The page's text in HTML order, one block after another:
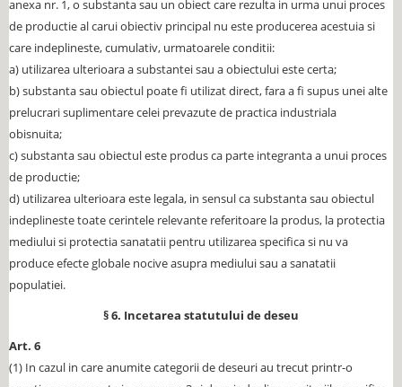
anexa nr. 1, o substanta sau un obiect care rezulta in urma unui proces
de productie al carui obiectiv principal nu este producerea acestuia si
care indeplineste, cumulativ, urmatoarele conditii:
a) utilizarea ulterioara a substantei sau a obiectului este certa;
b) substanta sau obiectul poate fi utilizat direct, fara a fi supus unei alte
prelucrari suplimentare celei prevazute de practica industriala
obisnuita;
c) substanta sau obiectul este produs ca parte integranta a unui proces
de productie;
d) utilizarea ulterioara este legala, in sensul ca substanta sau obiectul
indeplineste toate cerintele relevante referitoare la produs, la protectia
mediului si protectia sanatatii pentru utilizarea specifica si nu va
produce efecte globale nocive asupra mediului sau a sanatatii
populatiei.
§ 6. Incetarea statutului de deseu
Art. 6
(1) In cazul in care anumite categorii de deseuri au trecut printr-o